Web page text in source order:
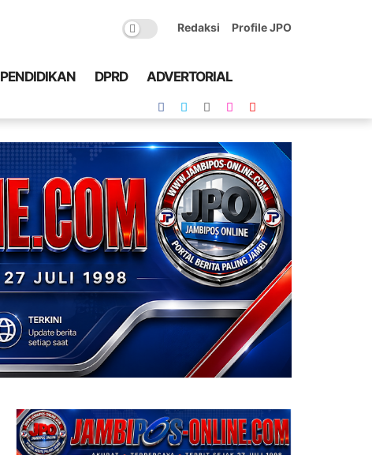
Redaksi Profile JPO
PENDIDIKAN DPRD ADVERTORIAL